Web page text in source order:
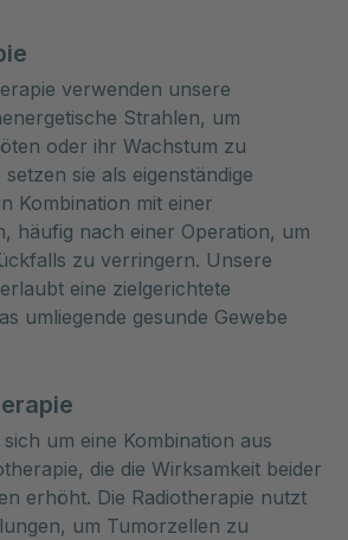
verwenden unsere
Strahlen, um
oder ihr Wachstum zu
sie als eigenständige
Kombination mit einer
häufig nach einer Operation, um
zu verringern. Unsere
eine zielgerichtete
umliegende gesunde Gewebe
um eine Kombination aus
die die Wirksamkeit beider
erhöht. Die Radiotherapie nutzt
um Tumorzellen zu